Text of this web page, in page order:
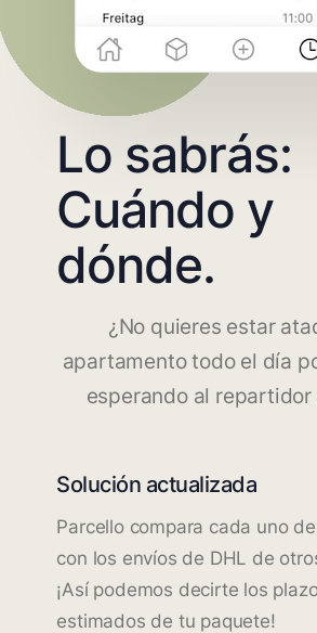
Lo sabrás:
Cuándo y
dónde.
¿No quieres estar
apartamento todo el día
esperando al repartidor
Solución actualizada
Parcello compara cada uno
con los envíos de DHL de
¡Así podemos decirte los
estimados de tu paquete!